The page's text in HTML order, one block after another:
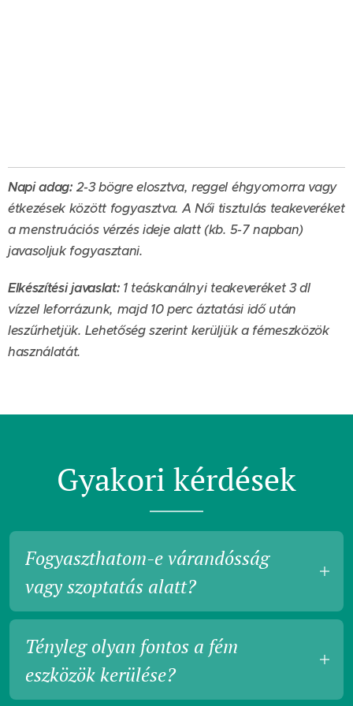
Napi adag: 2-3 bögre elosztva, reggel éhgyomorra vagy
étkezések között fogyasztva. A Női tisztulás teakeveréket
a menstruációs vérzés ideje alatt (kb. 5-7 napban)
javasoljuk fogyasztani.
Elkészítési javaslat: 1 teáskanálnyi teakeveréket 3 dl
vízzel leforrázunk, majd 10 perc áztatási idő után
leszűrhetjük. Lehetőség szerint kerüljük a fémeszközök
használatát.
Gyakori kérdések
Fogyaszthatom-e várandósság
vagy szoptatás alatt?
szoptatás alatt nem javasoljuk, ellenben a
Héjakút teakeverék kiváló választás lehet.
Tényleg olyan fontos a fém
eszközök kerülése?